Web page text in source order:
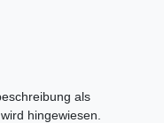
als
hingewiesen.